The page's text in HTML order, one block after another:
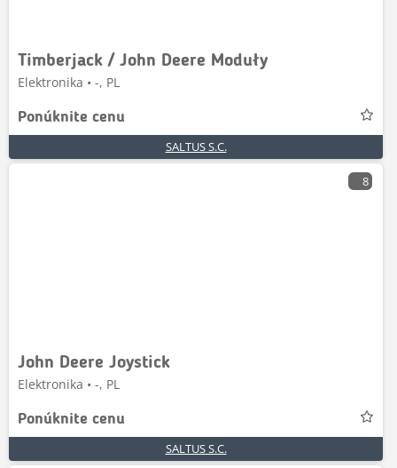
Timberjack / John Deere Moduły
Elektronika • -, PL
Ponúknite cenu
SALTUS S.C.
8
John Deere Joystick
Elektronika • -, PL
Ponúknite cenu
SALTUS S.C.